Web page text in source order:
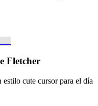
Fletcher
cute cursor para el día